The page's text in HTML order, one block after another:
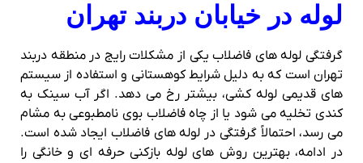
لوله در خیابان دربند تهران
گرفتگی لوله‌ های فاضلاب یکی از مشکلات رایج در منطقه دربند
تهران است که به دلیل شرایط کوهستانی و استفاده از سیستم‌
های قدیمی لوله‌ کشی، بیشتر رخ می‌ دهد. اگر آب سینک به‌
کندی تخلیه می‌ شود یا از چاه فاضلاب بوی نامطبوعی به مشام
می‌ رسد، احتمالاً گرفتگی در لوله‌ های فاضلاب ایجاد شده است.
در ادامه، بهترین روش‌ های لوله‌ بازکنی حرفه‌ ای و خانگی را